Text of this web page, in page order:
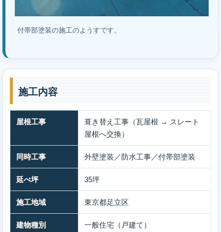
付帯部塗装の施工のようすです。
施工内容
屋根工事
葺き替え工事（瓦屋根 → スレート
屋根へ交換）
同時工事 外壁塗装／防水工事／付帯部塗装
延べ坪 35坪
施工地域 東京都足立区
建物種別 一般住宅（戸建て）